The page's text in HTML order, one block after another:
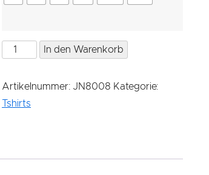
-
Erwachsene
In den Warenkorb
Artikelnummer: JN8008 Kategorie:
Tshirts